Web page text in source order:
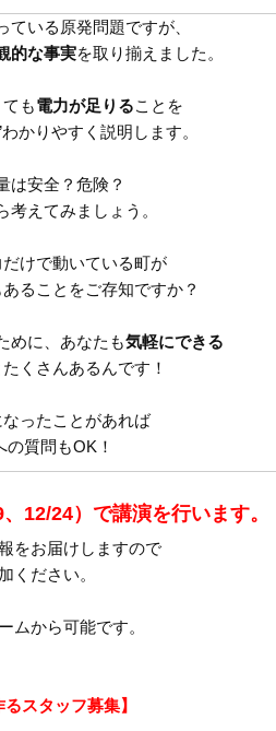
いる原発問題ですが、
的な事実を取り揃えました。
も電力が足りることを
わかりやすく説明します。
は安全？危険？
考えてみましょう。
けで動いている町が
あることをご存知ですか？
めに、あなたも気軽にできる
くさんあるんです！
ったことがあれば
質問もOK！
12/24）で講演を行います。
をお届けしますので
ください。
ムから可能です。
スタッフ募集】